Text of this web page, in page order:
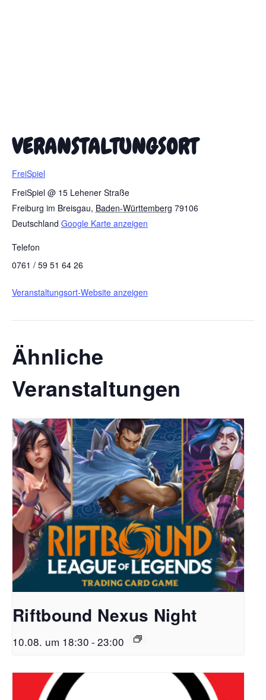
VERANSTALTUNGSORT
FreiSpiel
FreiSpiel @ 15 Lehener Straße
Freiburg im Breisgau, Baden-Württemberg 79106
Deutschland Google Karte anzeigen
Telefon
0761 / 59 51 64 26
Veranstaltungsort-Website anzeigen
Ähnliche
Veranstaltungen
Riftbound Nexus Night
10.08. um 18:30 - 23:00